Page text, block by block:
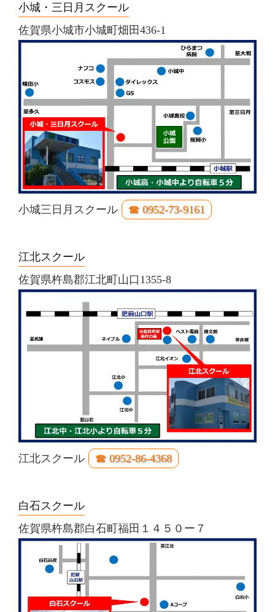
小城・三日月スクール
佐賀県小城市小城町畑田436-1
小城三日月スクール ☎ 0952-73-9161
江北スクール
佐賀県杵島郡江北町山口1355-8
江北スクール ☎ 0952-86-4368
白石スクール
佐賀県杵島郡白石町福田１４５０ー７